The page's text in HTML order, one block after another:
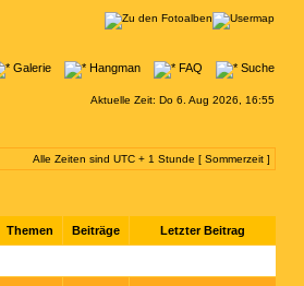
Galerie Hangman FAQ Suche
Aktuelle Zeit: Do 6. Aug 2026, 16:55
Alle Zeiten sind UTC + 1 Stunde [ Sommerzeit ]
Themen Beiträge Letzter Beitrag